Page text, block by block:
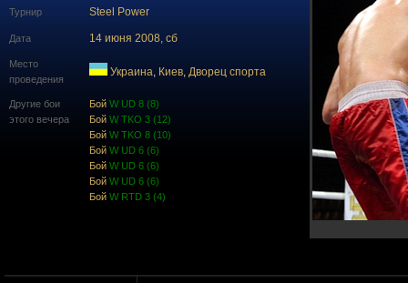
Турнир Steel Power
Дата 14 июня 2008, сб
Место
проведения
Украина, Киев, Дворец спорта
Другие бои
этого вечера
Бой W UD 8 (8)
Бой W TKO 3 (12)
Бой W TKO 8 (10)
Бой W UD 6 (6)
Бой W UD 6 (6)
Бой W UD 6 (6)
Бой W RTD 3 (4)